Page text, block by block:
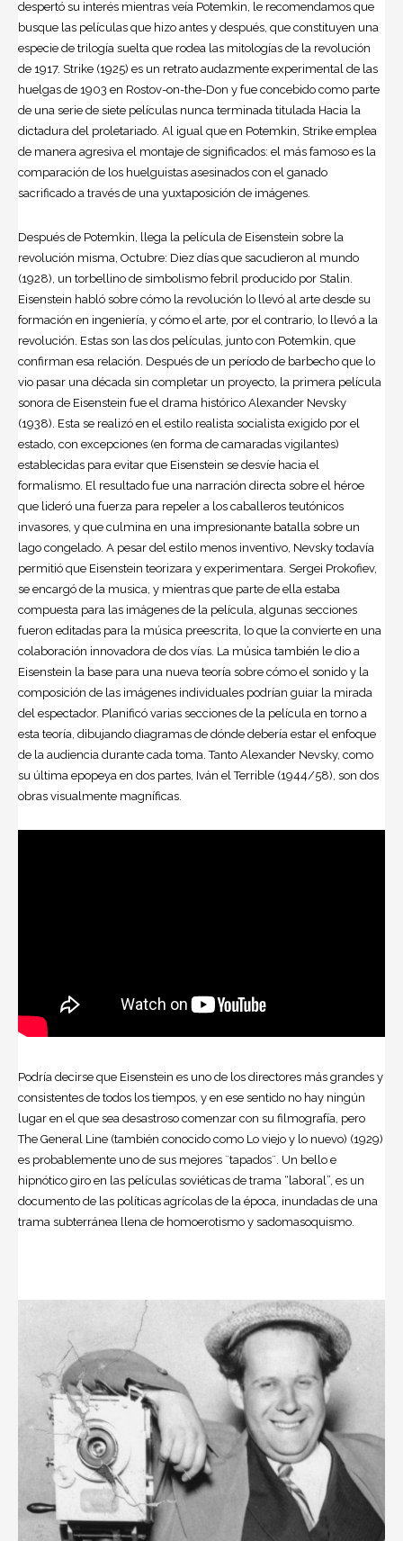
despertó su interés mientras veía Potemkin, le recomendamos que
busque las películas que hizo antes y después, que constituyen una
especie de trilogía suelta que rodea las mitologías de la revolución
de 1917. Strike (1925) es un retrato audazmente experimental de las
huelgas de 1903 en Rostov-on-the-Don y fue concebido como parte
de una serie de siete películas nunca terminada titulada Hacia la
dictadura del proletariado. Al igual que en Potemkin, Strike emplea
de manera agresiva el montaje de significados: el más famoso es la
comparación de los huelguistas asesinados con el ganado
sacrificado a través de una yuxtaposición de imágenes.
Después de Potemkin, llega la película de Eisenstein sobre la
revolución misma, Octubre: Diez días que sacudieron al mundo
(1928), un torbellino de simbolismo febril producido por Stalin.
Eisenstein habló sobre cómo la revolución lo llevó al arte desde su
formación en ingeniería, y cómo el arte, por el contrario, lo llevó a la
revolución. Estas son las dos películas, junto con Potemkin, que
confirman esa relación. Después de un período de barbecho que lo
vio pasar una década sin completar un proyecto, la primera película
sonora de Eisenstein fue el drama histórico Alexander Nevsky
(1938). Esta se realizó en el estilo realista socialista exigido por el
estado, con excepciones (en forma de camaradas vigilantes)
establecidas para evitar que Eisenstein se desvíe hacia el
formalismo. El resultado fue una narración directa sobre el héroe
que lideró una fuerza para repeler a los caballeros teutónicos
invasores, y que culmina en una impresionante batalla sobre un
lago congelado. A pesar del estilo menos inventivo, Nevsky todavía
permitió que Eisenstein teorizara y experimentara. Sergei Prokofiev,
se encargó de la musica, y mientras que parte de ella estaba
compuesta para las imágenes de la película, algunas secciones
fueron editadas para la música preescrita, lo que la convierte en una
colaboración innovadora de dos vías. La música también le dio a
Eisenstein la base para una nueva teoría sobre cómo el sonido y la
composición de las imágenes individuales podrían guiar la mirada
del espectador. Planificó varias secciones de la película en torno a
esta teoría, dibujando diagramas de dónde debería estar el enfoque
de la audiencia durante cada toma. Tanto Alexander Nevsky, como
su última epopeya en dos partes, Iván el Terrible (1944/58), son dos
obras visualmente magníficas.
Podría decirse que Eisenstein es uno de los directores más grandes y
consistentes de todos los tiempos, y en ese sentido no hay ningún
lugar en el que sea desastroso comenzar con su filmografía, pero
The General Line (también conocido como Lo viejo y lo nuevo) (1929)
es probablemente uno de sus mejores ¨tapados¨. Un bello e
hipnótico giro en las películas soviéticas de trama “laboral”, es un
documento de las políticas agrícolas de la época, inundadas de una
trama subterránea llena de homoerotismo y sadomasoquismo.